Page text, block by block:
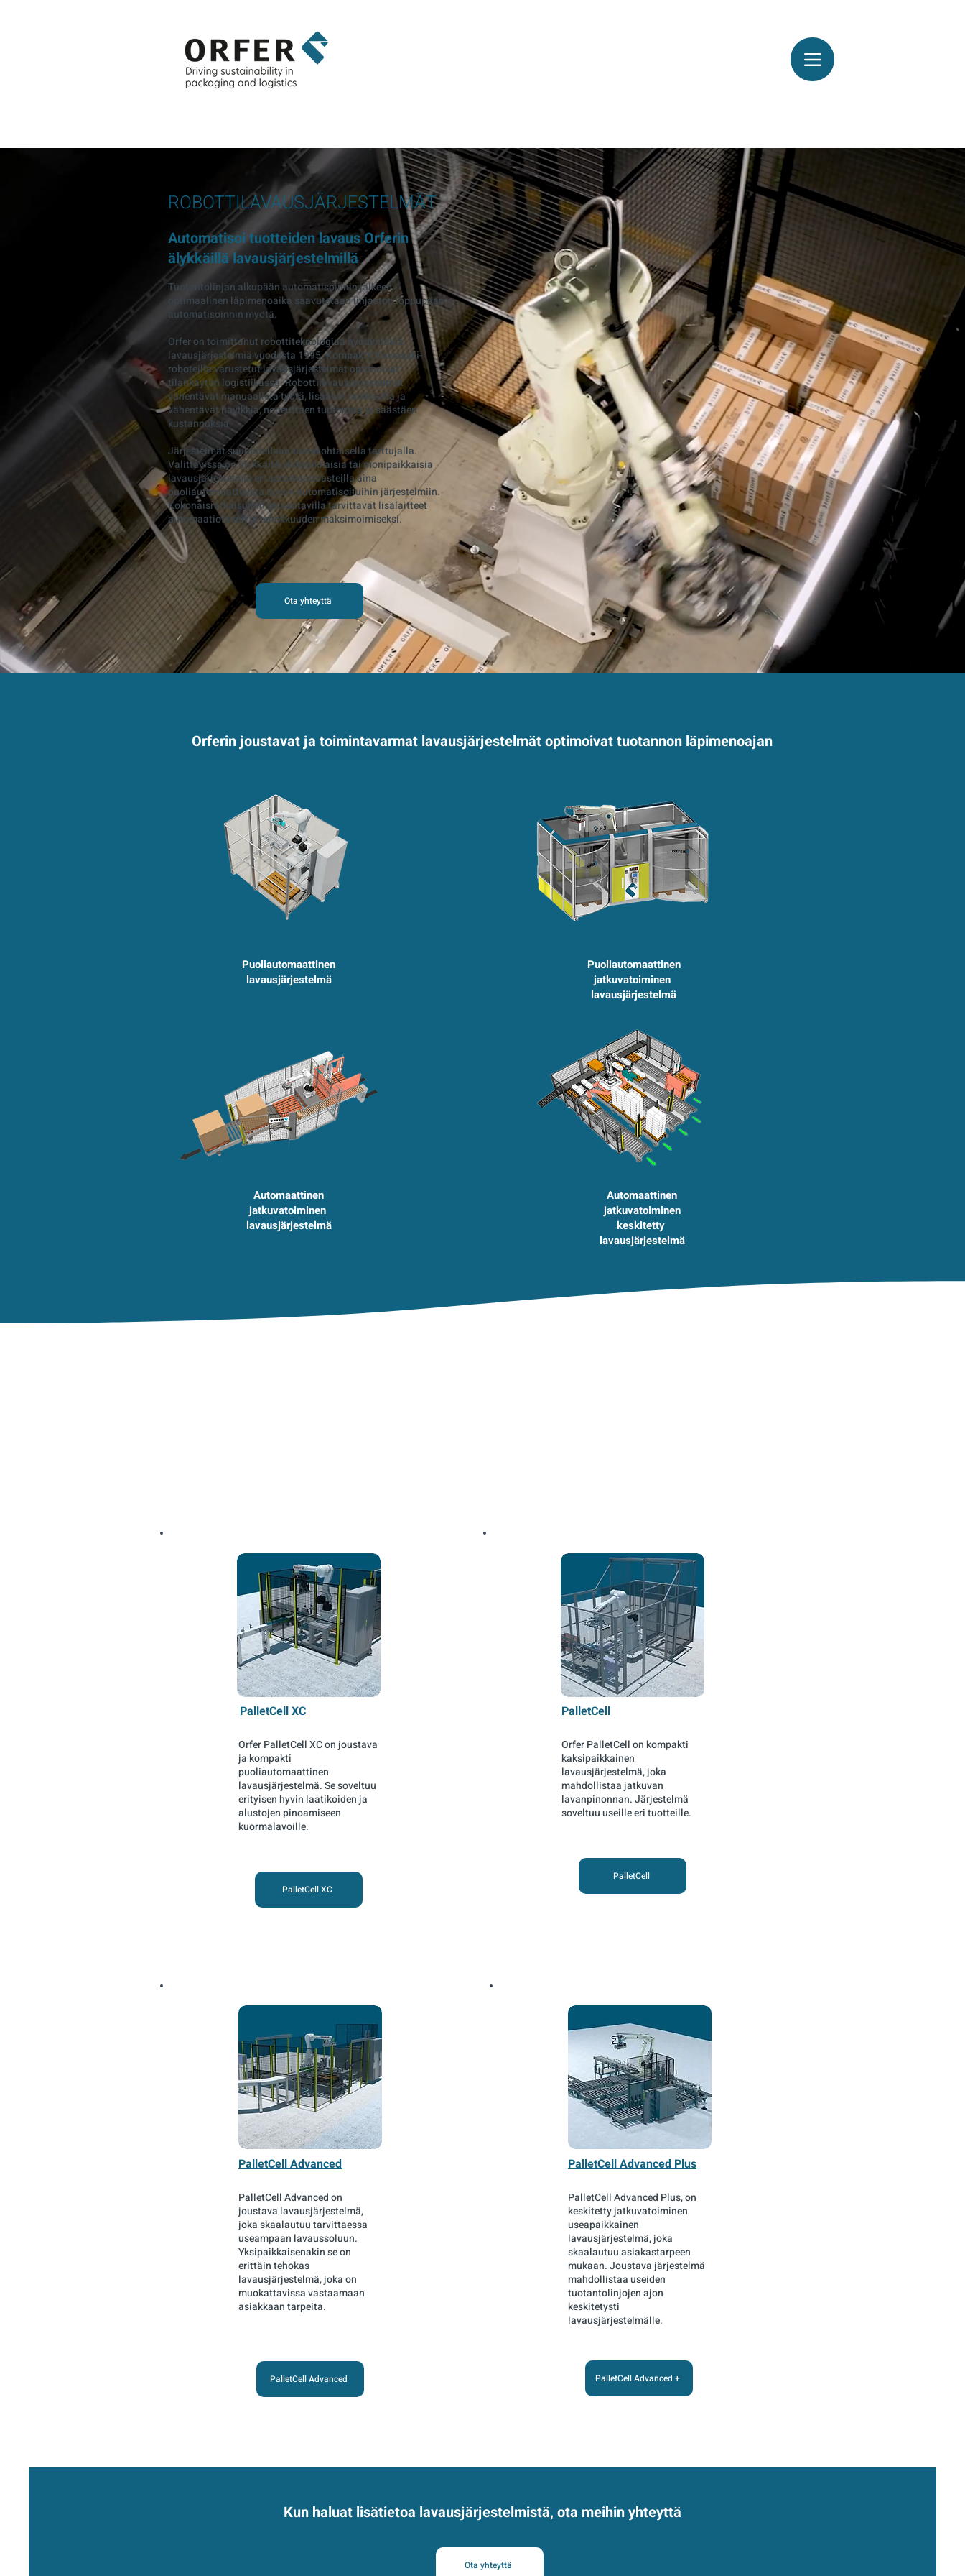
ROBOTTILAVAUSJÄRJESTELMÄT
Automatisoi tuotteiden lavaus Orferin
älykkäillä lavausjärjestelmillä
Tuotantolinjan alkupään automatisoinnin jälkeen
optimaalinen läpimenoaika saavutetaan linjaston loppupään
automatisoinnin myötä.
Orfer on toimittanut robottiteknologiaa hyödyntäviä
lavausjärjestelmiä vuodesta 1995. Kompaktit Kawasaki-
roboteilla varustetut lavausjärjestelmät optimoivat
tilankäytön logistiikassa. Robottilavausjärjestelmät
vähentävät manuaalista työtä, lisäävät tarkkuutta ja
vähentävät hävikkiä, nopeuttaen tuotantoa ja säästäen
kustannuksia.
Järjestelmät suunnitellaan tuotekohtaisella tarttujalla.
Valittavissa on älykkäitä yksipaikkaisia tai monipaikkaisia
lavausjärjestelmiä eri automaatioasteilla aina
puoliautomaattisista täysin automatisoituihin järjestelmiin.
Kokonaisratkaisuihin on saatavilla tarvittavat lisälaitteet
automaatiotason ja tehokkuuden maksimoimiseksi.
Ota yhteyttä
Orferin joustavat ja toimintavarmat lavausjärjestelmät optimoivat tuotannon läpimenoajan
Puoliautomaattinen
lavausjärjestelmä
Automaattinen
jatkuvatoiminen
lavausjärjestelmä
Puoliautomaattinen
jatkuvatoiminen
lavausjärjestelmä
Automaattinen
jatkuvatoiminen
keskitetty
lavausjärjestelmä
PalletCell XC
Orfer PalletCell XC on joustava
ja kompakti
puoliautomaattinen
lavausjärjestelmä. Se soveltuu
erityisen hyvin laatikoiden ja
alustojen pinoamiseen
kuormalavoille.
PalletCell XC
PalletCell
Orfer PalletCell on kompakti
kaksipaikkainen
lavausjärjestelmä, joka
mahdollistaa jatkuvan
lavanpinonnan. Järjestelmä
soveltuu useille eri tuotteille.
PalletCell
PalletCell Advanced
PalletCell Advanced on
joustava lavausjärjestelmä,
joka skaalautuu tarvittaessa
useampaan lavaussoluun.
Yksipaikkaisenakin se on
erittäin tehokas
lavausjärjestelmä, joka on
muokattavissa vastaamaan
asiakkaan tarpeita.
PalletCell Advanced
PalletCell Advanced Plus
PalletCell Advanced Plus, on
keskitetty jatkuvatoiminen
useapaikkainen
lavausjärjestelmä, joka
skaalautuu asiakastarpeen
mukaan. Joustava järjestelmä
mahdollistaa useiden
tuotantolinjojen ajon
keskitetysti
lavausjärjestelmälle.
PalletCell Advanced +
Kun haluat lisätietoa lavausjärjestelmistä, ota meihin yhteyttä
Ota yhteyttä